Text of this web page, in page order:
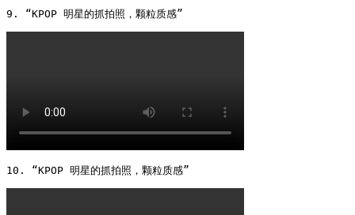
9. “KPOP 明星的抓拍照，颗粒质感”
10. “KPOP 明星的抓拍照，颗粒质感”